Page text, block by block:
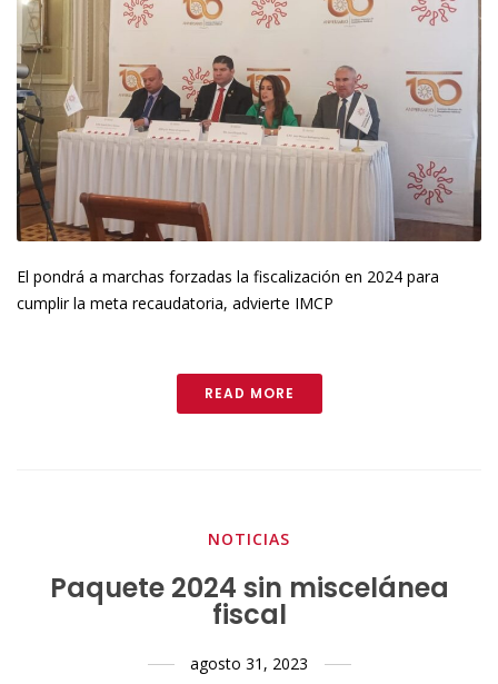
El pondrá a marchas forzadas la fiscalización en 2024 para
cumplir la meta recaudatoria, advierte IMCP
READ MORE
NOTICIAS
Paquete 2024 sin miscelánea
fiscal
agosto 31, 2023